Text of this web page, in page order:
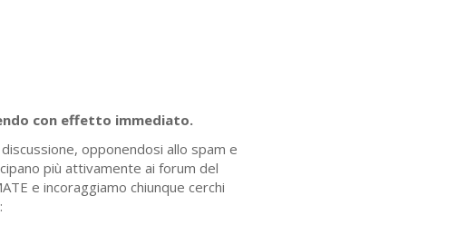
con effetto immediato.
opponendosi allo spam e
più attivamente ai forum del
e incoraggiamo chiunque cerchi